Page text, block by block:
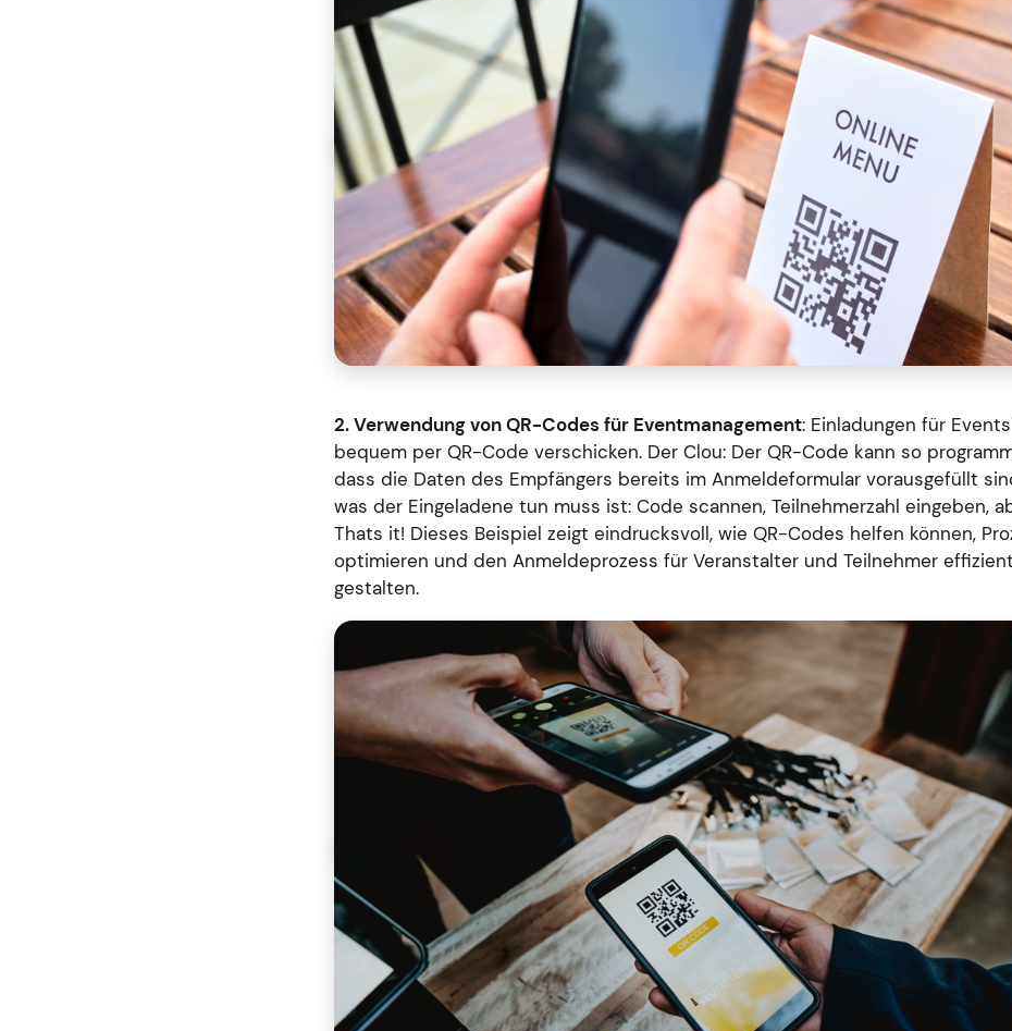
2. Verwendung von QR-Codes für Eventmanagement: Einladungen für
bequem per QR-Code verschicken. Der Clou: Der QR-Code kann so
dass die Daten des Empfängers bereits im Anmeldeformular vorausgefüllt
was der Eingeladene tun muss ist: Code scannen, Teilnehmerzahl eingeben,
Thats it! Dieses Beispiel zeigt eindrucksvoll, wie QR-Codes helfen können,
optimieren und den Anmeldeprozess für Veranstalter und Teilnehmer
gestalten.